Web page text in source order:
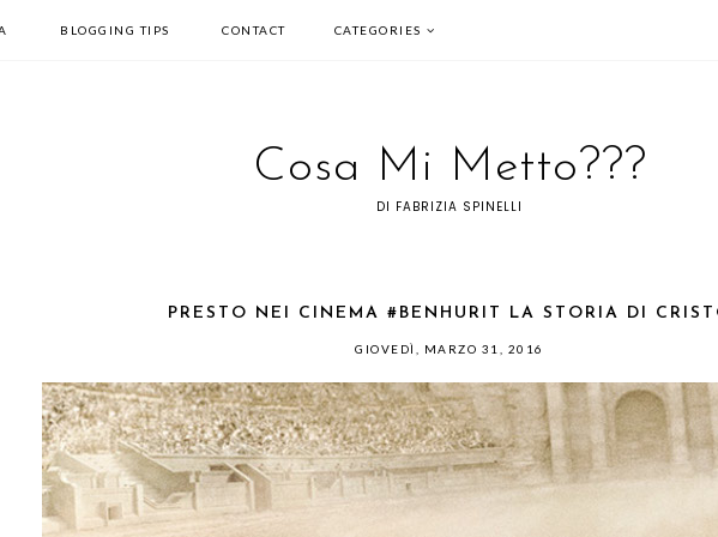
BLOGGING TIPS CONTACT CATEGORIES
Cosa Mi Metto???
DI FABRIZIA SPINELLI
PRESTO NEI CINEMA #BENHURIT LA STORIA DI
GIOVEDÌ, MARZO 31, 2016